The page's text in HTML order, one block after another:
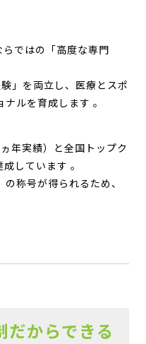
ではの「高度な専門
」を両立し、医療とスポ
ナルを育成します 。
ヵ年実績）と全国トップク
成しています 。
称号が得られるため、
だからできる